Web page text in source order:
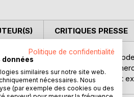
grand joaillier Français de la
grands comme la Maison
Duval, l'Art de la médaille et
CRITIQUES PRESSE
Politique de confidentialité
données
similaires sur notre site web.
nécessaires. Nous
(par exemple des cookies ou des